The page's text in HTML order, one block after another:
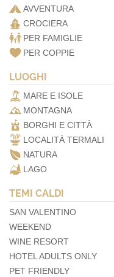
AVVENTURA
CROCIERA
PER FAMIGLIE
PER COPPIE
LUOGHI
MARE E ISOLE
MONTAGNA
BORGHI E CITTÀ
LOCALITÀ TERMALI
NATURA
LAGO
TEMI CALDI
SAN VALENTINO
WEEKEND
WINE RESORT
HOTEL ADULTS ONLY
PET FRIENDLY